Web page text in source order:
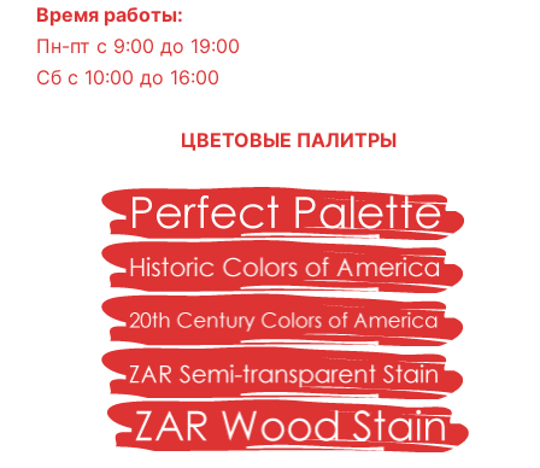
Время работы:
Пн-пт с 9:00 до 19:00
Сб с 10:00 до 16:00
ЦВЕТОВЫЕ ПАЛИТРЫ